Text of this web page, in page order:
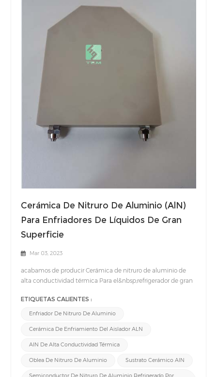
Cerámica De Nitruro De Aluminio (AlN)
Para Enfriadores De Líquidos De Gran
Superficie
Mar 03, 2023
acabamos de producir Cerámica de nitruro de aluminio de
alta conductividad térmica Para el&nbsp;refrigerador de gran
aluminio (AlN) Es hermético después de la cocción, lo que lo
hace perfecto para aplicaciones de alta presión externa.Las
superficie son que el diseño del disipador de calor monolítico
proporciona una excelente transferencia de calor de la
refrigeración están en el mismo lado y se insertan con dos
anillos de sellado.Por lo tanto, nuestro refrigerador líquido AlN
ETIQUETAS CALIENTES :
Enfriador De Nitruro De Aluminio
Cerámica De Enfriamiento Del Aislador ALN
AlN De Alta Conductividad Térmica
Oblea De Nitruro De Aluminio Sustrato Cerámico AlN
Semiconductor De Nitruro De Aluminio Refrigerado Por